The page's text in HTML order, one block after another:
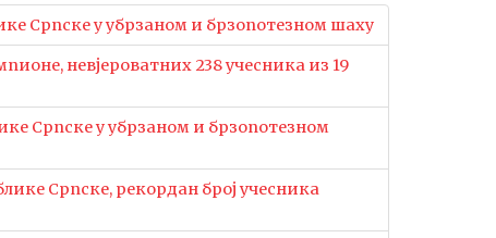
Српске у убрзаном и брзопотезном шаху
невјероватних 238 учесника из 19
Српске у убрзаном и брзопотезном
Српске, рекордан број учесника